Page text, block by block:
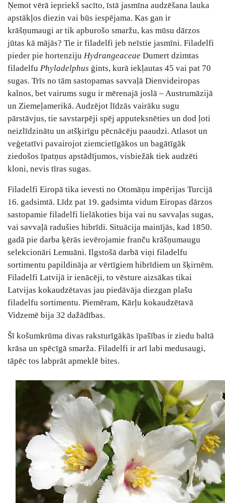
Ņemot vērā iepriekš sacīto, īstā jasmīna audzēšana lauka
apstākļos diezin vai būs iespējama. Kas gan ir
krāšņumaugi ar tik apburošo smaržu, kas mūsu dārzos
jūtas kā mājās? Tie ir filadelfi jeb neīstie jasmīni. Filadelfi
pieder pie hortenziju Hydrangeaceae Dumert dzimtas
filadelfu Phyladelphus ģints, kurā iekļautas 45 vai pat 70
sugas. Trīs no tām sastopamas savvaļā Dienvideiropas
kalnos, bet vairums sugu ir mērenajā joslā – Austrumāzijā
un Ziemeļamerikā. Audzējot līdzās vairāku sugu
pārstāvjus, tie savstarpēji spēj apputeksnēties un dod ļoti
neizlīdzinātu un atšķirīgu pēcnācēju paaudzi. Atlasot un
veģetatīvi pavairojot ziemcietīgākos un bagātīgāk
ziedošos īpatņus apstādījumos, visbiežāk tiek audzēti
kloni, nevis tīras sugas.
Filadelfi Eiropā tika ievesti no Otomāņu impērijas Turcijā
16. gadsimtā. Līdz pat 19. gadsimta vidum Eiropas dārzos
sastopamie filadelfi lielākoties bija vai nu savvaļas sugas,
vai savvaļā radušies hibrīdi. Situācija mainījās, kad 1850.
gadā pie darba ķērās ievērojamie franču krāšņumaugu
selekcionāri Lemuāni. Ilgstošā darbā viņi filadelfu
sortimentu papildināja ar vērtīgiem hibrīdiem un šķirnēm.
Filadelfi Latvijā ir ienācēji, to vēsture aizsākas tikai
Latvijas kokaudzētavas jau piedāvāja diezgan plašu
filadelfu sortimentu. Piemēram, Kārļu kokaudzētavā
Vidzemē bija 32 dažādības.
Šī košumkrūma divas raksturīgākās īpašības ir ziedu baltā
krāsa un spēcīgā smarža. Filadelfi ir arī labi medusaugi,
tāpēc tos labprāt apmeklē bites.